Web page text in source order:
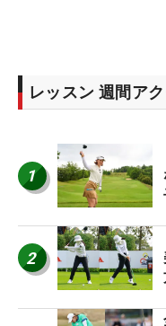
レッスン 週間ア
1
2